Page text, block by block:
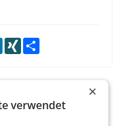
LinkedInXING
MEDIA
Ausschuss - Presserat
×
verwendet